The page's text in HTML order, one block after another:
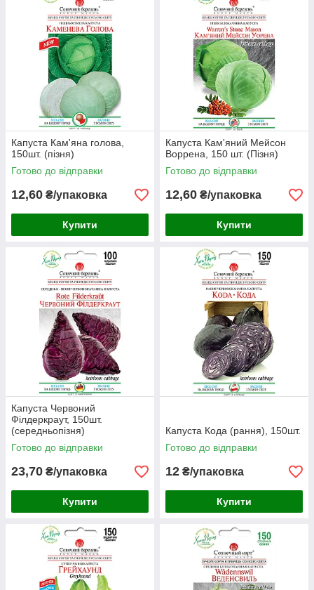
Капуста Кам'яна голова,
150шт. (пізня)
Готово до відправки
12,60 ₴/упаковка
Купити
Капуста Кам'яний Мейсон
Воррена, 150 шт. (Пізня)
Готово до відправки
12,60 ₴/упаковка
Купити
Капуста Червоний
Філдеркраут, 150шт.
(середньопізня)
Готово до відправки
23,70 ₴/упаковка
Купити
Капуста Кода (рання), 150шт.
Готово до відправки
12 ₴/упаковка
Купити